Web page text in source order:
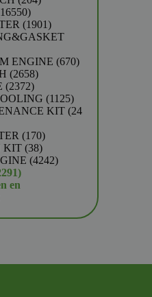
1655016550
producten
19011901
producten
ENGINE 670670
26582658
23722372
producten
11251125
producten
KIT 24
170170
producten
KIT 3838
producten
42424242
12291
producten
en